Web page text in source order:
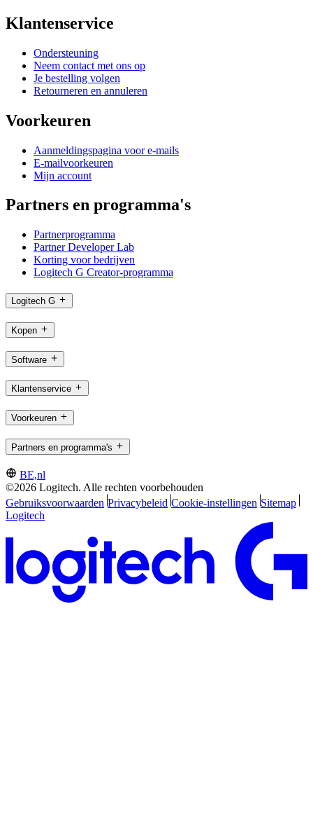
Klantenservice
Ondersteuning
Neem contact met ons op
Je bestelling volgen
Retourneren en annuleren
Voorkeuren
Aanmeldingspagina voor e-mails
E-mailvoorkeuren
Mijn account
Partners en programma's
Partnerprogramma
Partner Developer Lab
Korting voor bedrijven
Logitech G Creator-programma
Logitech G
Kopen
Software
Klantenservice
Voorkeuren
Partners en programma's
BE,nl
©2026 Logitech. Alle rechten voorbehouden
Gebruiksvoorwaarden Privacybeleid Cookie-instellingen Sitemap
Logitech